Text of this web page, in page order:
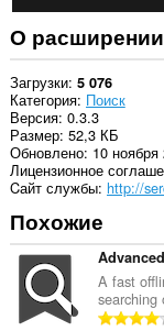
О расширении
Загрузки 5 076
Категория Поиск
Версия 0.3.3
Размер 52,3 КБ
Обновлено 10 ноября
Лицензионное
Cайт службы http://
Похожие
A fast
searching